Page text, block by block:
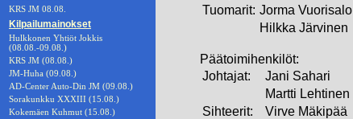
KRS JM 08.08.
Kilpailumainokset
Hulkkonen Yhtiöt Jokkis
(08.08.-09.08.)
KRS JM (08.08.)
JM-Huha (09.08.)
AD-Center Auto-Din JM (09.08.)
Sorakunkku XXXIII (15.08.)
Kokemäen Kuhmut (15.08.)
Tuomarit: Jorma Vuorisalo
Hilkka Järvinen
Päätoimihenkilöt:
Johtajat:
Jani Sahari
Martti Lehtinen
Sihteerit:
Virve Mäkipää